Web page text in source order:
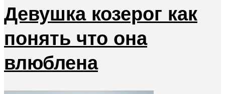
Девушка козерог как
понять что она
влюблена